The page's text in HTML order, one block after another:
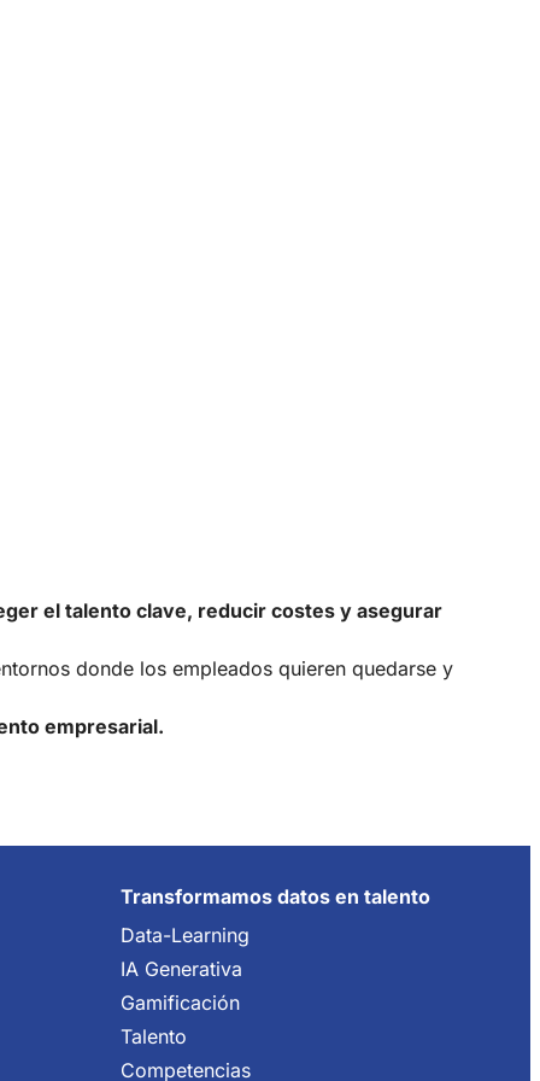
el talento clave, reducir costes y asegurar
donde los empleados quieren quedarse y
empresarial.
Transformamos datos en talento
Data-Learning
IA Generativa
Gamificación
Talento
Competencias